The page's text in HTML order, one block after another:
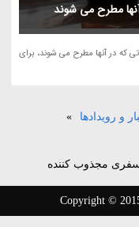
مطرح می شوند
که در آنها مطرح می شوند، برای
و رویدادها
»
مجذوب کننده
Copyright ©